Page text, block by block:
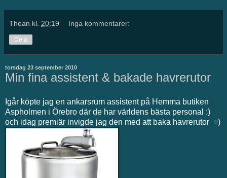
Thean kl. 20:19 Inga kommentarer:
Dela
torsdag 23 september 2010
Min fina assistent & bakade havrerutor
Igår köpte jag en ankarsrum assistent på Hemma butiken
Aspholmen i Örebro där de har världens bästa personal :)
och idag premiär invigde jag den med att baka havrerutor =)